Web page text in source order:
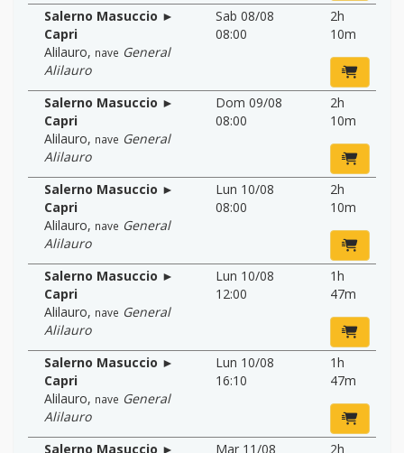
Salerno Masuccio ►
Capri
Alilauro, nave General
Alilauro
Sab 08/08
08:00
2h
10m
Salerno Masuccio ►
Capri
Alilauro, nave General
Alilauro
Dom 09/08
08:00
2h
10m
Salerno Masuccio ►
Capri
Alilauro, nave General
Alilauro
Lun 10/08
08:00
2h
10m
Salerno Masuccio ►
Capri
Alilauro, nave General
Alilauro
Lun 10/08
12:00
1h
47m
Salerno Masuccio ►
Capri
Alilauro, nave General
Alilauro
Lun 10/08
16:10
1h
47m
Salerno Masuccio ►
Mar 11/08
2h